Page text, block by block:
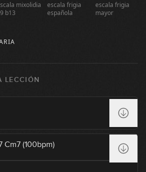
mixolidia
b13
escala frigia
española
escala frigia
mayor
LECCIÓN
Cm7 (100bpm)
Walking
Construyendo líneas Walking en
Construyendo líneas Walking en